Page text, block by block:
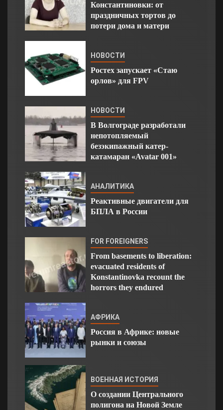
Константиновки: от
праздничных тортов до
потери дома и матери
НОВОСТИ
Ростех запускает «Стаю
орлов» для FPV
НОВОСТИ
В Волгограде разработали
непотопляемый
безэкипажный катер-
катамаран «Avatar 001»
АНАЛИТИКА
Реактивные двигатели для
БПЛА в России
FOR FOREIGNERS
From basements to liberation:
evacuated residents of
Konstantinovka recount the
horrors they endured
АФРИКА
Россия в Африке: новые
рынки и союзы
ВОЕННАЯ ИСТОРИЯ
О создании Центрального
полигона на Новой Земле